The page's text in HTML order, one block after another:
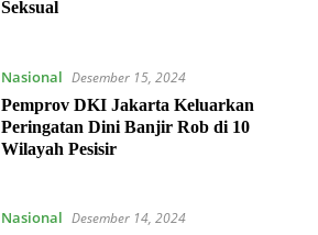
Seksual
Nasional Desember 15, 2024
Pemprov DKI Jakarta Keluarkan
Peringatan Dini Banjir Rob di 10
Wilayah Pesisir
Nasional Desember 14, 2024